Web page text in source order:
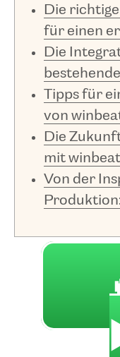
Die
für einen
Die
Tipps für
von
Die
mit
Von der